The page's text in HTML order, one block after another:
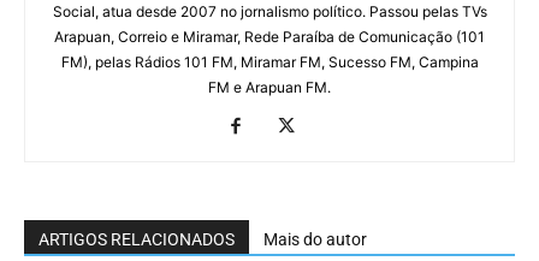
Social, atua desde 2007 no jornalismo político. Passou pelas TVs
Arapuan, Correio e Miramar, Rede Paraíba de Comunicação (101
FM), pelas Rádios 101 FM, Miramar FM, Sucesso FM, Campina
FM e Arapuan FM.
ARTIGOS RELACIONADOS Mais do autor